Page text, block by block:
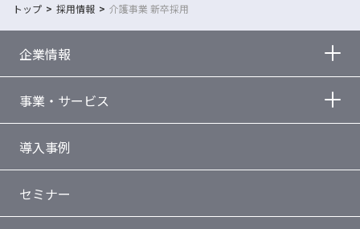
トップ 採用情報 介護事業 新卒採用
企業情報
事業・サービス
導入事例
セミナー